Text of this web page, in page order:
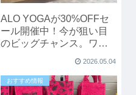
ALO YOGAが30%OFFセ
ール開催中！今が狙い目
のビッグチャンス。ワイ
キキにも店舗オープン予
2026.05.04
おすすめ情報